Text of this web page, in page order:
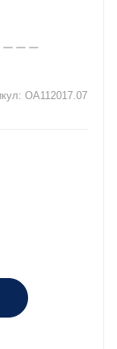
OA112017.07